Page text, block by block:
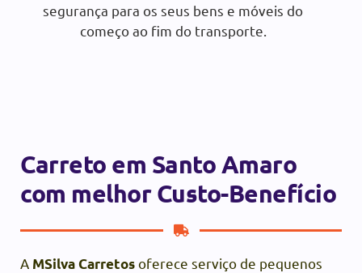
segurança para os seus bens e móveis do
começo ao fim do transporte.
Carreto em Santo Amaro
com melhor Custo-Benefício
A MSilva Carretosoferece serviço de pequenos